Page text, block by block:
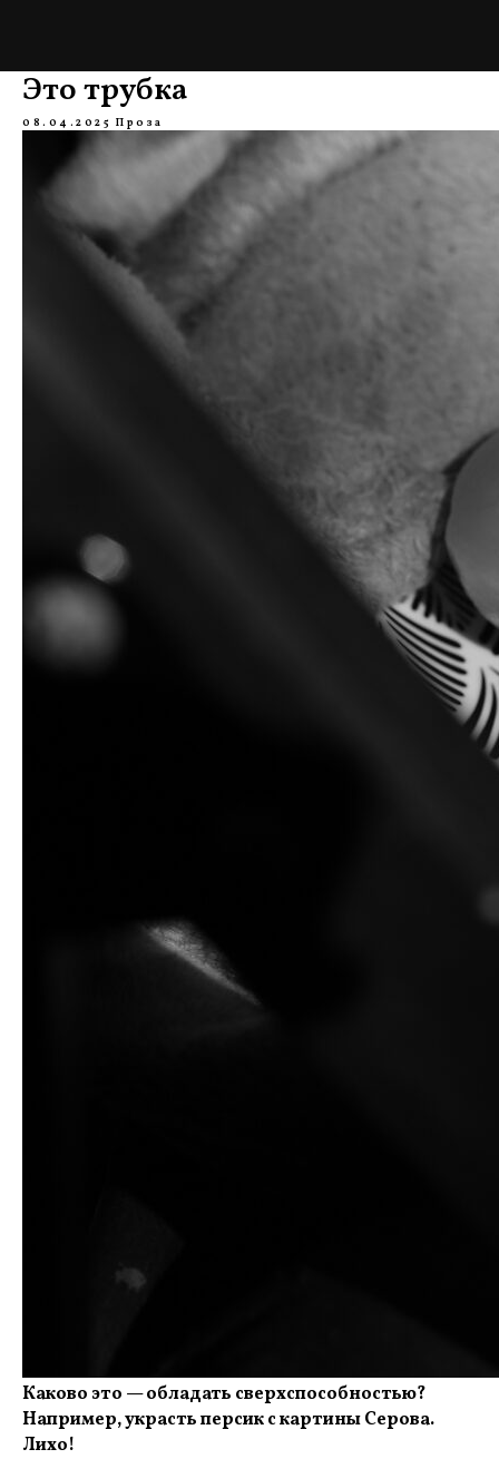
Это трубка
08.04.2025 Проза
Каково это — обладать сверхспособностью?
Например, украсть персик с картины Серова.
Лихо!